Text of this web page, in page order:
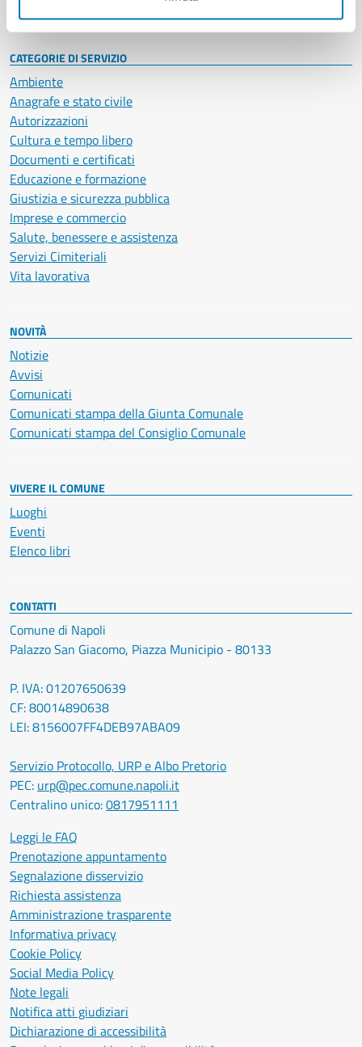
CATEGORIE DI SERVIZIO
Ambiente
Anagrafe e stato civile
Autorizzazioni
Cultura e tempo libero
Documenti e certificati
Educazione e formazione
Giustizia e sicurezza pubblica
Imprese e commercio
Salute, benessere e assistenza
Servizi Cimiteriali
Vita lavorativa
NOVITÀ
Notizie
Avvisi
Comunicati
Comunicati stampa della Giunta Comunale
Comunicati stampa del Consiglio Comunale
VIVERE IL COMUNE
Luoghi
Eventi
Elenco libri
CONTATTI
Comune di Napoli
Palazzo San Giacomo, Piazza Municipio - 80133
P. IVA: 01207650639
CF: 80014890638
LEI: 8156007FF4DEB97ABA09
Servizio Protocollo, URP e Albo Pretorio
PEC: urp@pec.comune.napoli.it
Centralino unico:0817951111
Leggi le FAQ
Prenotazione appuntamento
Segnalazione disservizio
Richiesta assistenza
Amministrazione trasparente
Informativa privacy
Cookie Policy
Social Media Policy
Note legali
Notifica atti giudiziari
Dichiarazione di accessibilità